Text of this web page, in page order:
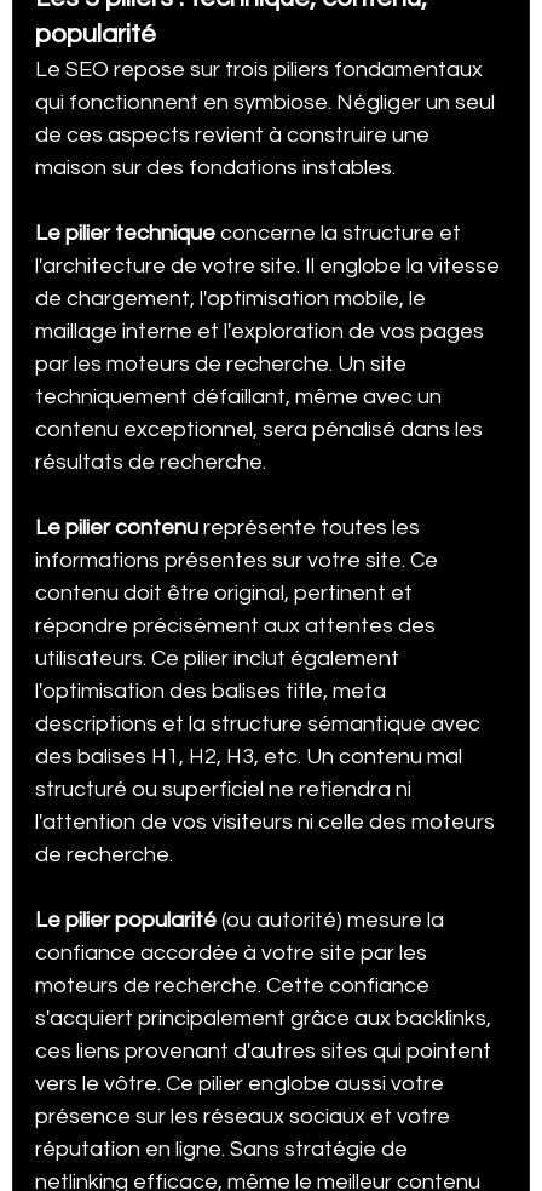
popularité
Le SEO repose sur trois piliers fondamentaux
qui fonctionnent en symbiose. Négliger un seul
de ces aspects revient à construire une
maison sur des fondations instables.
Le pilier technique concerne la structure et
l'architecture de votre site. Il englobe la vitesse
de chargement, l'optimisation mobile, le
maillage interne et l'exploration de vos pages
par les moteurs de recherche. Un site
techniquement défaillant, même avec un
contenu exceptionnel, sera pénalisé dans les
résultats de recherche.
Le pilier contenu représente toutes les
informations présentes sur votre site. Ce
contenu doit être original, pertinent et
répondre précisément aux attentes des
utilisateurs. Ce pilier inclut également
l'optimisation des balises title, meta
descriptions et la structure sémantique avec
des balises H1, H2, H3, etc. Un contenu mal
structuré ou superficiel ne retiendra ni
l'attention de vos visiteurs ni celle des moteurs
de recherche.
Le pilier popularité (ou autorité) mesure la
confiance accordée à votre site par les
moteurs de recherche. Cette confiance
s'acquiert principalement grâce aux backlinks,
ces liens provenant d'autres sites qui pointent
vers le vôtre. Ce pilier englobe aussi votre
présence sur les réseaux sociaux et votre
réputation en ligne. Sans stratégie de
netlinking efficace, même le meilleur contenu